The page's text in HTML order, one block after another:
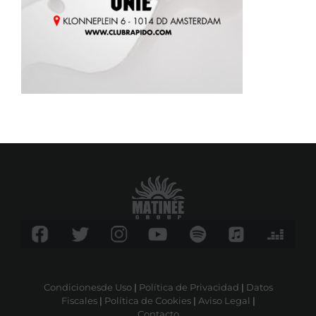
Condicionesde Uso| Política de Privacidad | Datos
Fiscales| Política de Cookies| Aviso Legal |